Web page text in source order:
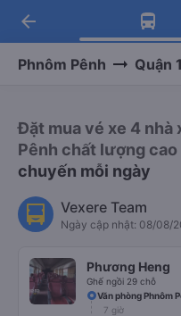
Tải app
Nhận ưu đãi
Tải app
-30k/ghế
arrow_back
Phnôm Pênh Quận 1
Đặt mua vé xe 4 nhà
Pênh chất lượng
chuyến mỗi ngày
Vexere Team
Ngày cập nhật: 08/08/
Phương Heng
Ghế ngồi 29 chỗ
Văn phòng Phnôm
7 giờ